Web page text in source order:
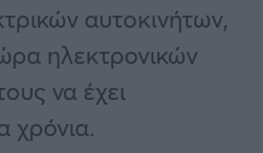
αυτοκινήτων,
ηλεκτρονικών
να έχει
χρόνια.